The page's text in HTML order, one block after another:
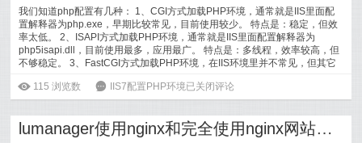
我们知道php配置有几种： 1、CGI方式加载PHP环境，通常就是IIS里面配
置解释器为php.exe，早期比较常见，目前使用较少。 特点是：稳定，但效
率太低。 2、ISAPI方式加载PHP环境，通常就是IIS里面配置解释器为
php5isapi.dll，目前使用最多，应用最广。 特点是：多线程，效率较高，但
不够稳定。 3、FastCGI方式加载PHP环境，在IIS环境里并不常见，但其它
ė 115 浏览数 6 IIS7配置PHP环境已关闭评论
lumanager使用nginx和完全使用nginx网站出现502的解决方法